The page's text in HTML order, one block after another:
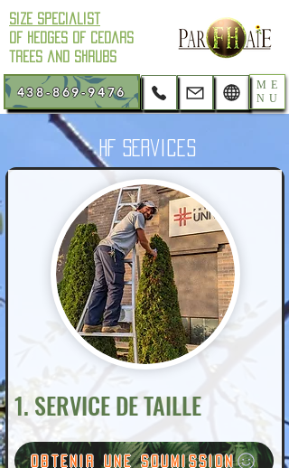
Size Specialist
of hedges of cedars
trees and shrubs
438-869-9476
ME
NU
HF Services
1. SERVICE DE TAILLE
Obtenir une soumission